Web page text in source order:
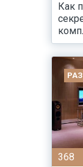
Как
368